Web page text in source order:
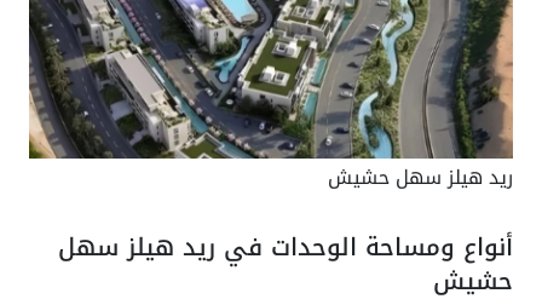
ريد هيلز سهل حشيش
أنواع ومساحة الوحدات في ريد هيلز سهل
حشيش